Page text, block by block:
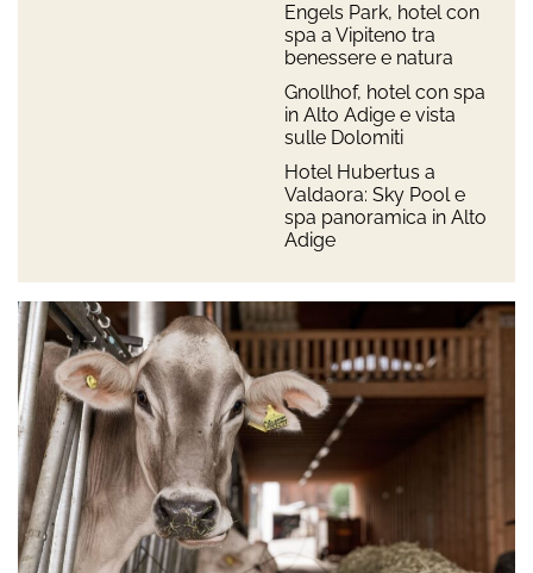
Engels Park, hotel con
spa a Vipiteno tra
benessere e natura
Gnollhof, hotel con spa
in Alto Adige e vista
sulle Dolomiti
Hotel Hubertus a
Valdaora: Sky Pool e
spa panoramica in Alto
Adige